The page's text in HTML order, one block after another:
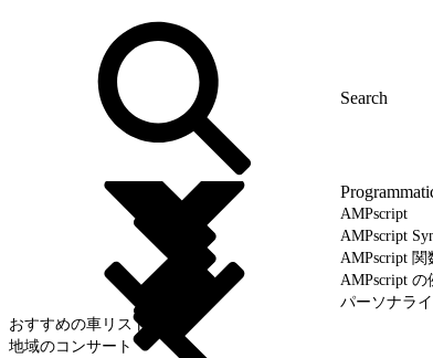
AMPscript
AMPscript
AMPscript
AMPscript の
パーソナラ
おすすめの車リスト
地域のコンサート